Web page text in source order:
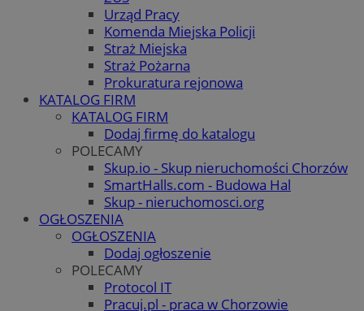
Urząd Pracy
Komenda Miejska Policji
Straż Miejska
Straż Pożarna
Prokuratura rejonowa
KATALOG FIRM
KATALOG FIRM
Dodaj firmę do katalogu
POLECAMY
Skup.io - Skup nieruchomości Chorzów
SmartHalls.com - Budowa Hal
Skup - nieruchomosci.org
OGŁOSZENIA
OGŁOSZENIA
Dodaj ogłoszenie
POLECAMY
Protocol IT
Pracuj.pl - praca w Chorzowie